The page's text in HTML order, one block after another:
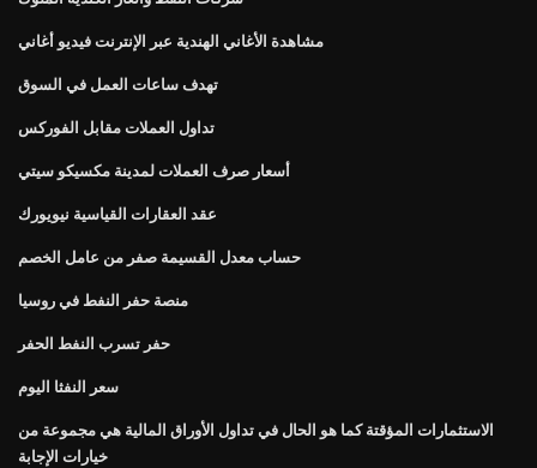
مشاهدة الأغاني الهندية عبر الإنترنت فيديو أغاني
تهدف ساعات العمل في السوق
تداول العملات مقابل الفوركس
أسعار صرف العملات لمدينة مكسيكو سيتي
عقد العقارات القياسية نيويورك
حساب معدل القسيمة صفر من عامل الخصم
منصة حفر النفط في روسيا
حفر تسرب النفط الحفر
سعر النفثا اليوم
الاستثمارات المؤقتة كما هو الحال في تداول الأوراق المالية هي مجموعة من
خيارات الإجابة